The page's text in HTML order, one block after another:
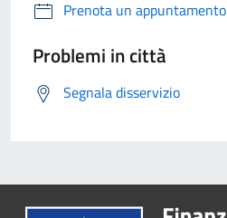
Prenota un appuntamento
Problemi in città
Segnala disservizio